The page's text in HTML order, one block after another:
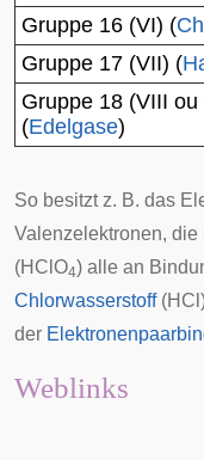
Gruppe 16 (VI) (
Gruppe 17 (VII) (
Gruppe 18 (VIII ou
(Edelgase)
So besitzt z. B. das
Valenzelektronen, die
(HClO4) alle an
Chlorwasserstoff
der
Weblinks